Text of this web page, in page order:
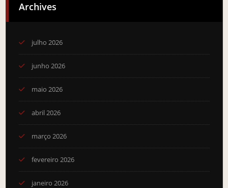
Archives
julho 2026
junho 2026
maio 2026
abril 2026
março 2026
fevereiro 2026
janeiro 2026